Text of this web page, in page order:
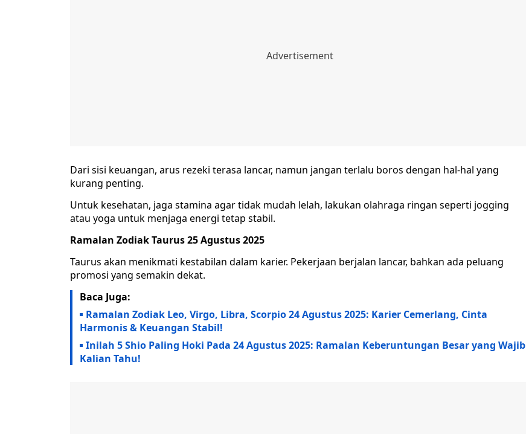
Dari sisi keuangan, arus rezeki terasa lancar, namun jangan terlalu boros dengan hal-hal yang
kurang penting.
Untuk kesehatan, jaga stamina agar tidak mudah lelah, lakukan olahraga ringan seperti jogging
atau yoga untuk menjaga energi tetap stabil.
Ramalan Zodiak Taurus 25 Agustus 2025
Taurus akan menikmati kestabilan dalam karier. Pekerjaan berjalan lancar, bahkan ada peluang
promosi yang semakin dekat.
Baca Juga:
Ramalan Zodiak Leo, Virgo, Libra, Scorpio 24 Agustus 2025: Karier Cemerlang, Cinta
Harmonis & Keuangan Stabil!
Inilah 5 Shio Paling Hoki Pada 24 Agustus 2025: Ramalan Keberuntungan Besar yang Wajib
Kalian Tahu!